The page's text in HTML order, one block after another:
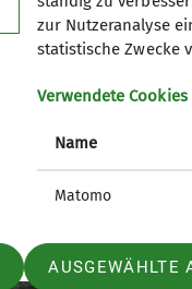
zur Nutzeranalyse
statistische Zwecke
Verwendete Cookies
Name
Matomo
AUSGEWÄHLTE